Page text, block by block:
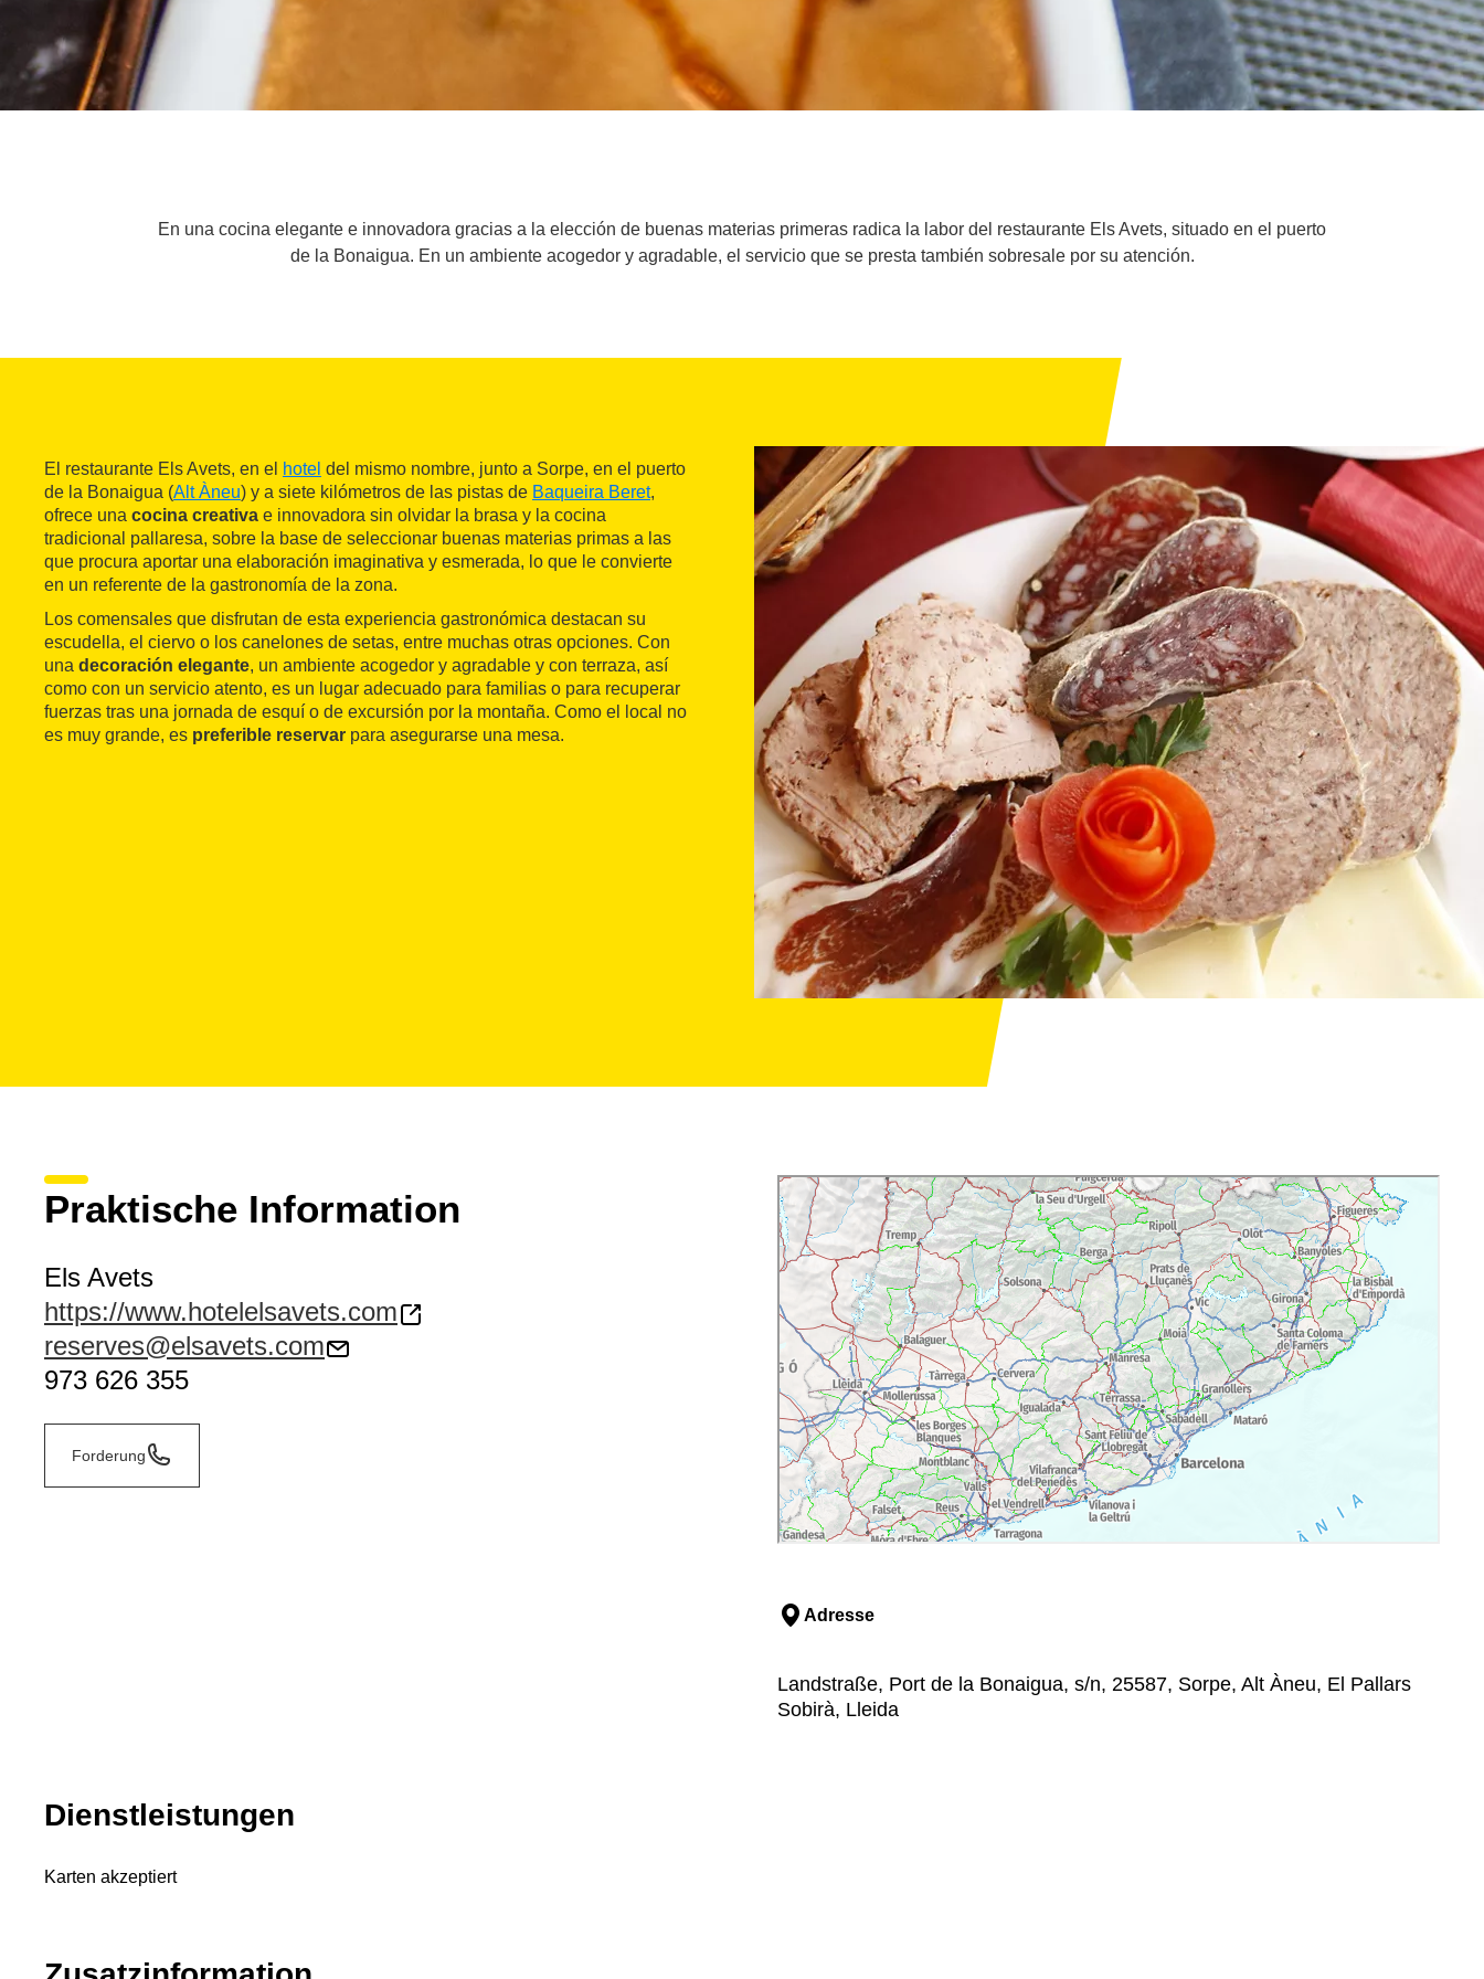
En una cocina elegante e innovadora gracias a la elección de buenas materias primeras radica la labor del restaurante Els Avets, situado en el puerto
de la Bonaigua. En un ambiente acogedor y agradable, el servicio que se presta también sobresale por su atención.
El restaurante Els Avets, en el hotel del mismo nombre, junto a Sorpe, en el puerto
de la Bonaigua (Alt Àneu) y a siete kilómetros de las pistas de Baqueira Beret,
ofrece una cocina creativa e innovadora sin olvidar la brasa y la cocina
tradicional pallaresa, sobre la base de seleccionar buenas materias primas a las
que procura aportar una elaboración imaginativa y esmerada, lo que le convierte
en un referente de la gastronomía de la zona.
Los comensales que disfrutan de esta experiencia gastronómica destacan su
escudella, el ciervo o los canelones de setas, entre muchas otras opciones. Con
una decoración elegante, un ambiente acogedor y agradable y con terraza, así
como con un servicio atento, es un lugar adecuado para familias o para recuperar
fuerzas tras una jornada de esquí o de excursión por la montaña. Como el local no
es muy grande, es preferible reservar para asegurarse una mesa.
Praktische Information
Els Avets
https://www.hotelelsavets.com
reserves@elsavets.com
973 626 355
Forderung
Adresse
Landstraße, Port de la Bonaigua, s/n, 25587, Sorpe, Alt Àneu, El Pallars
Sobirà, Lleida
Dienstleistungen
Karten akzeptiert